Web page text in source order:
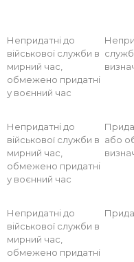
Непридатні до
військової служби в
мирний час,
обмежено придатні
у воєнний час
Непридатні до
військової служби в
мирний час,
обмежено придатні
у воєнний час
або
Непридатні до
військової служби в
мирний час,
обмежено придатні